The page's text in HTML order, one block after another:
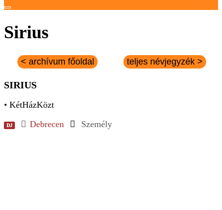
Sirius
< archívum főoldal teljes névjegyzék >
SIRIUS
• KétHázKözt
DJ Debrecen Személy